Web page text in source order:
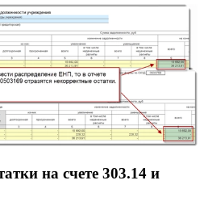
на счете 303.14 и